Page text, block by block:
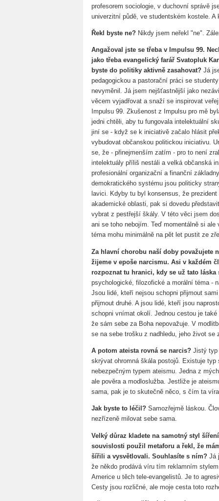
profesorem sociologie, v duchovní správě
univerzitní půdě, ve studentském kostele.
Řekl byste ne? Nikdy jsem neřekl "ne".
Angažoval jste se třeba v Impulsu 99.
jako třeba evangelický farář Svatopluk
byste do politiky aktivně zasahovat? Já
pedagogickou a pastorační práci se
nevyměnil. Já jsem nejšťastnější jako
věcem vyjadřovat a snaží se inspirovat
Impulsu 99. Zkušenost z Impulsu pro mě
jedni chtěli, aby tu fungovala intelektuální
jiní se - když se k iniciativě začalo hlásit
vybudovat občanskou politickou iniciativu.
se, že - přinejmenším zatím - pro to není
intelektuály příliš nestáli a velká občanská
profesionální organizační a finanční
demokratického systému jsou politicky
lavici. Kdyby tu byl konsensus, že
akademické oblasti, pak si dovedu
vybrat z pestřejší škály. V této věci jsem
ani se toho nebojím. Teď momentálně si
téma mohu minimálně na pět let pustit ze
Za hlavní chorobu naší doby považujete
žijeme v epoše narcismu. Asi v každém
rozpoznat tu hranici, kdy se už tato
psychologické, filozofické a morální téma -
Jsou lidé, kteří nejsou schopni přijmout
přijmout druhé. A jsou lidé, kteří jsou
schopni vnímat okolí. Jednou cestou je
že sám sebe za Boha nepovažuje. V
se na sebe trošku z nadhledu, jeho život se
A potom ateista rovná se narcis? Jistý typ
skrývat ohromná škála postojů. Existuje
nebezpečným typem ateismu. Jedna z
ale pověra a modloslužba. Jestliže je
sama, pak je to skutečně něco, s čím ta
Jak byste to léčil? Samozřejmě láskou.
nezřízeně milovat sebe sama.
Velký důraz kladete na samotný styl
souvislosti použil metaforu a řekl, že
šířili a vysvětlovali. Souhlasíte s ním? Já
že někdo prodává víru tím reklamním
Americe u těch tele-evangelistů. Je to
Cesty jsou rozličné, ale moje cesta toto